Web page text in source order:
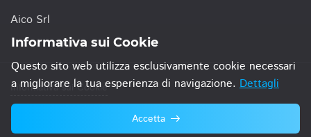
Aico Srl
Informativa sui Cookie
© 2021 TIM San Marino S.p.A.
Informativa sui Cookie
Questo sito web utilizza esclusivamente cookie necessari
a migliorare la tua esperienza di navigazione. Dettagli
Accetta